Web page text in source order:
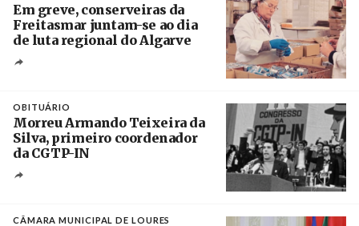
Em greve, conserveiras da
Freitasmar juntam-se ao dia
de luta regional do Algarve
OBITUÁRIO
Morreu Armando Teixeira da
Silva, primeiro coordenador
da CGTP-IN
CÂMARA MUNICIPAL DE LOURES